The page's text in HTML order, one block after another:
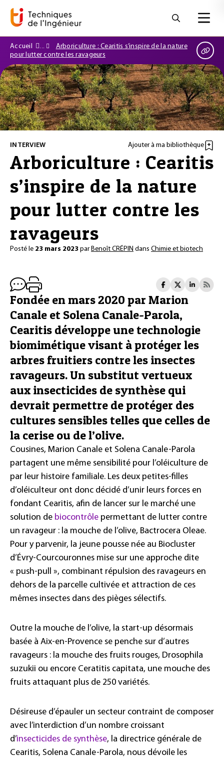
Accueil
Arboriculture : Cearitis s’inspire de la nature
pour lutter contre les ravageurs
INTERVIEW Ajouter à ma bibliothèque
Arboriculture : Cearitis
s’inspire de la nature
pour lutter contre les
ravageurs
Posté le 23 mars 2023 parBenoît CRÉPIN dans Chimie et biotech
Fondée en mars 2020 par Marion
Canale et Solena Canale-Parola,
Cearitis développe une technologie
biomimétique visant à protéger les
arbres fruitiers contre les insectes
ravageurs. Un substitut vertueux
aux insecticides de synthèse qui
devrait permettre de protéger des
cultures sensibles telles que celles de
la cerise ou de l’olive.
Cousines, Marion Canale et Solena Canale-Parola
partagent une même sensibilité pour l’oléiculture de
par leur histoire familiale. Les deux petites-filles
d’oléiculteur ont donc décidé d’unir leurs forces en
fondant Cearitis, afin de lancer sur le marché une
solution de biocontrôle permettant de lutter contre
un ravageur : la mouche de l’olive, Bactrocera Oleae.
Pour y parvenir, la jeune pousse née au Biocluster
d’Évry-Courcouronnes mise sur une approche dite
« push-pull », combinant répulsion des ravageurs en
dehors de la parcelle cultivée et attraction de ces
mêmes insectes dans des pièges sélectifs.
Outre la mouche de l’olive, la start-up désormais
basée à Aix-en-Provence se penche sur d’autres
ravageurs : la mouche des fruits rouges, Drosophila
suzukii ou encore Ceratitis capitata, une mouche des
fruits attaquant plus de 250 variétés.
Désireuse d’épauler un secteur contraint de composer
avec l’interdiction d’un nombre croissant
d’insecticides de synthèse, la directrice générale de
Cearitis, Solena Canale-Parola, nous dévoile les